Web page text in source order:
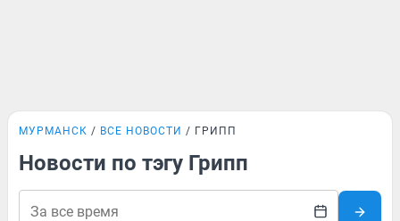
МУРМАНСК ВСЕ НОВОСТИ ГРИПП
Новости по тэгу Грипп